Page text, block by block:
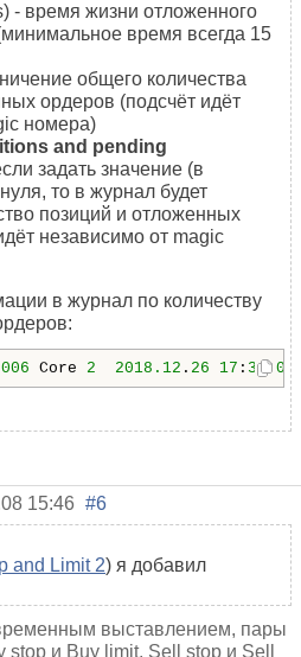
- время жизни отложенного
время всегда 15
общего количества
ордеров (подсчёт идёт
номера)
and pending
задать значение (в
то в журнал будет
позиций и отложенных
независимо от magic
в журнал по количеству
Core 2 2018.12 . 26 17 : 30: 00
15:46 #6
and Limit 2) я добавил
выставлением, пары
stop и Buy limit, Sell stop и Sell